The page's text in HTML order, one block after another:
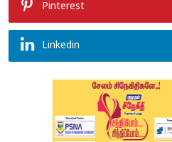
Pinterest
Linkedin